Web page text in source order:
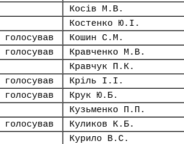
Косів М.В.
Костенко Ю.І.
голосував Кошин С.М.
голосував Кравченко М.В.
Кравчук П.К.
голосував Кріль І.І.
голосував Крук Ю.Б.
Кузьменко П.П.
голосував Куликов К.Б.
Курило В.С.